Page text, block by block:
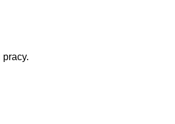
pracy.